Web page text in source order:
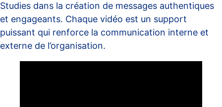
Studies dans la création de messages authentiques
et engageants. Chaque vidéo est un support
puissant qui renforce la communication interne et
externe de l’organisation.